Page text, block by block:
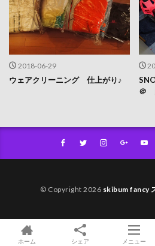
2018-06-29
ウェアクリーニング 仕上がり♪
＠
© Copyright 2026 skibum fancy
ホーム シェア メニュー